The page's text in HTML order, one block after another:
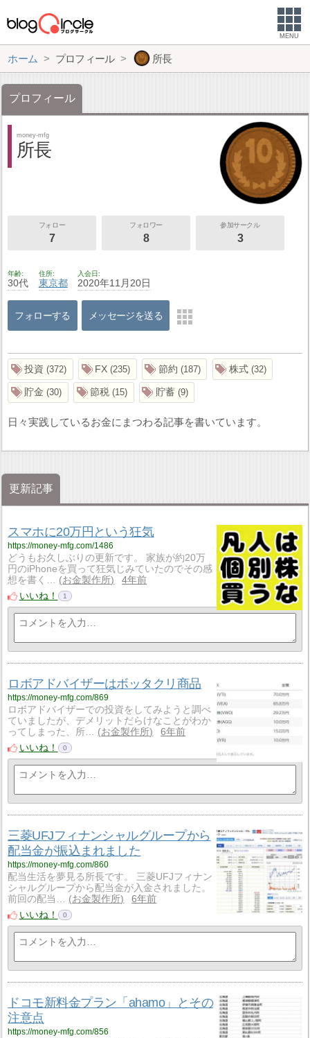
MENU
ホーム プロフィール 所長
プロフィール
money-mfg
所長
フォロー
7
フォロワー
8
参加サークル
3
年齢
30代
住所
東京都
入会日
2020年11月20日
フォローする メッセージを送る
投資 372 FX 235 節約 187 株式 32
貯金 30 節税 15 貯蓄 9
日々実践しているお金にまつわる記事を書いています。
更新記事
スマホに20万円という狂気
https://money-mfg.com/1486
どうもお久しぶりの更新です。 家族が約20万
円のiPhoneを買って狂気じみていたのでその感
想を書く…
お金製作所
4年前
いいね！
1
ロボアドバイザーはボッタクリ商品
https://money-mfg.com/869
ロボアドバイザーでの投資をしてみようと調べ
ていましたが、デメリットだらけなことがわか
ってしまった、所…
お金製作所
6年前
いいね！
0
三菱UFJフィナンシャルグループから
配当金が振込まれました
https://money-mfg.com/860
配当生活を夢見る所長です。 三菱UFJフィナン
シャルグループから配当金が入金されました。
前回の配当…
お金製作所
6年前
いいね！
0
ドコモ新料金プラン「ahamo」とその
注意点
https://money-mfg.com/856